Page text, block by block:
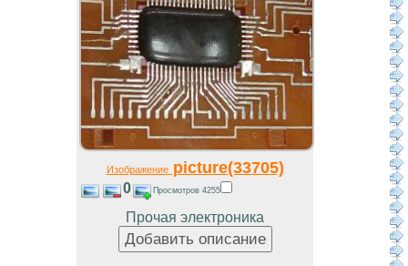
Изображениеpicture(33705)
0 Просмотров 4255
Прочая электроника